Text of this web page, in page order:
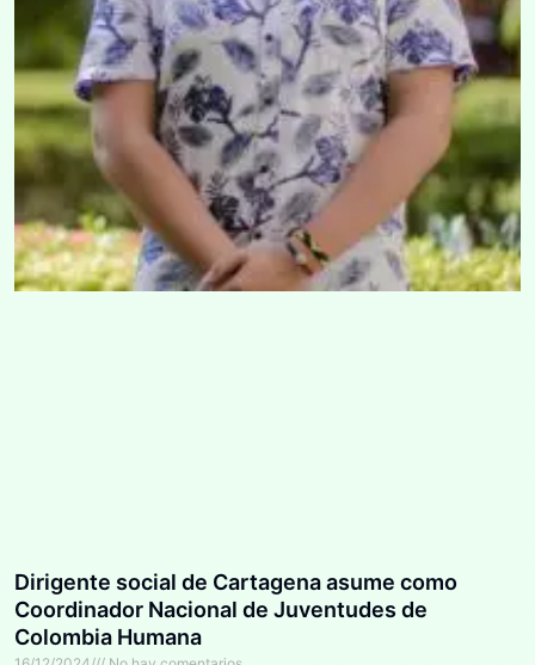
Dirigente social de Cartagena asume como
Coordinador Nacional de Juventudes de
Colombia Humana